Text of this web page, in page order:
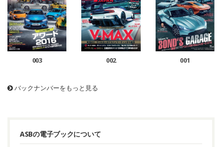
003 002 001
バックナンバーをもっと見る
ASBの電子ブックについて